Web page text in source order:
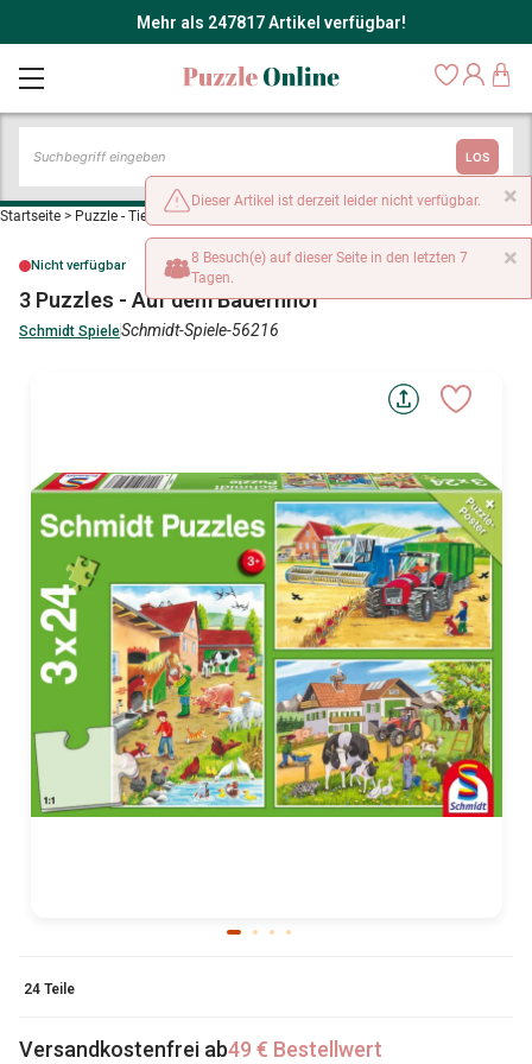
Mehr als 247817 Artikel verfügbar!
LOS
Startseite > Puzzle - Tiere vom Bauernhof
Nicht verfügbar
3 Puzzles - Auf dem Bauernhof
Schmidt SpieleSchmidt-Spiele-56216
24 Teile
Versandkostenfrei ab49 € Bestellwert
×
Dieser Artikel ist derzeit leider nicht verfügbar.
×
8 Besuch(e) auf dieser Seite in den letzten 7
Tagen.